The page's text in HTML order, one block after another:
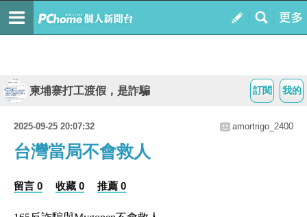
我的
訂閱
柬埔寨打工渡假，是詐騙
2025-09-25 20:07:32 amortrigo_2400
台灣當局不會救人
留言 0 收藏 0 推薦 0